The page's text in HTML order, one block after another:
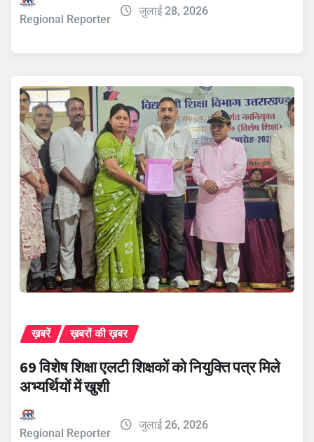
Regional Reporter
जुलाई 28, 2026
ख़बरें ख़बरों की ख़बर
69 विशेष शिक्षा एलटी शिक्षकों को नियुक्ति पत्र मिले
अभ्यर्थियों में खुशी
Regional Reporter
जुलाई 26, 2026